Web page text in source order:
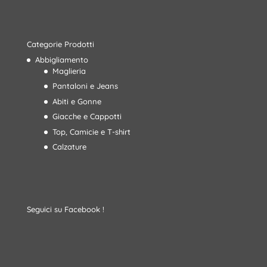
Categorie Prodotti
Abbigliamento
Maglieria
Pantaloni e Jeans
Abiti e Gonne
Giacche e Cappotti
Top, Camicie e T-shirt
Calzature
Seguici su Facebook !